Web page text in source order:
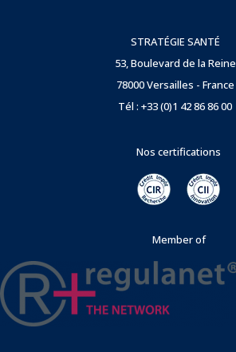
STRATÉGIE SANTÉ
53, Boulevard de la Reine
78000 Versailles - France
Tél : +33 (0)1 42 86 86 00
Nos certifications
Member of